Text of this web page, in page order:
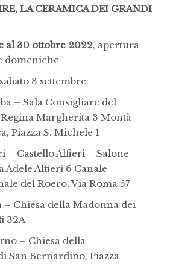
LA CERAMICA DEI GRANDI
al 30 ottobre 2022, apertura
domeniche
3 settembre:
– Sala Consigliare del
Margherita 3 Montà –
Piazza S. Michele 1
– Castello Alfieri – Salone
Adele Alfieri 6 Canale –
del Roero, Via Roma 57
– Chiesa della Madonna dei
32A
– Chiesa della
San Bernardino, Piazza